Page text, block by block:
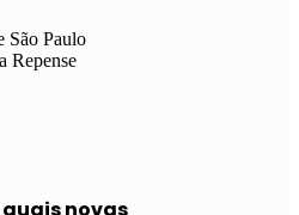
São Paulo
Repense